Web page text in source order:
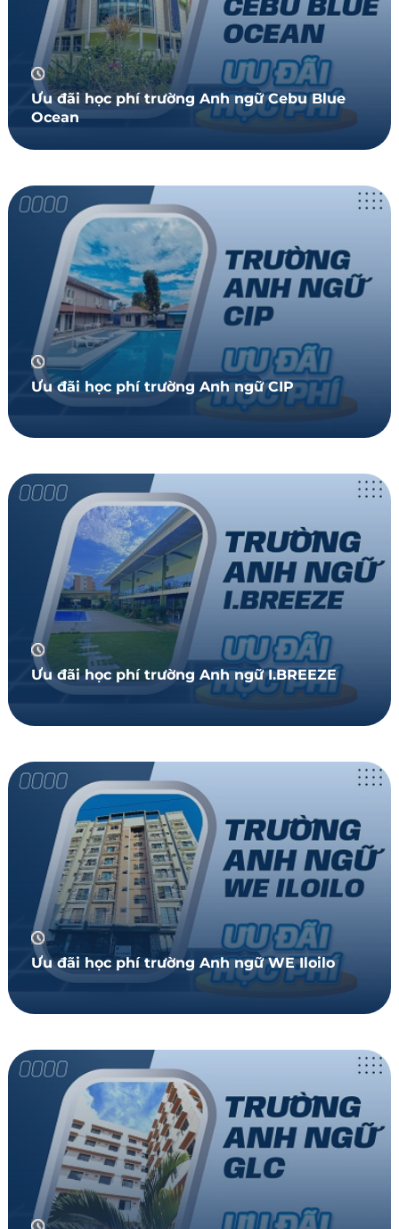
Ưu đãi học phí trường Anh ngữ Cebu Blue
Ocean
Ưu đãi học phí trường Anh ngữ CIP
Ưu đãi học phí trường Anh ngữ I.BREEZE
Ưu đãi học phí trường Anh ngữ WE Iloilo